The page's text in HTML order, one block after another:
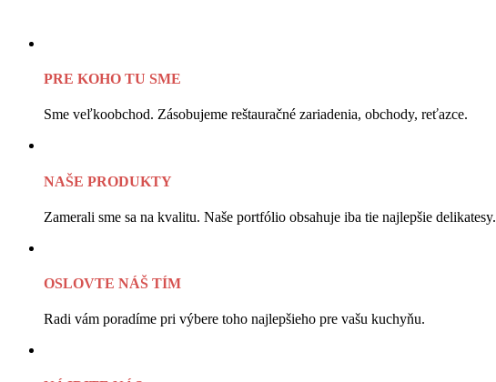
PRE KOHO TU SME
Sme veľkoobchod. Zásobujeme reštauračné zariadenia, obchody, reťazce.
NAŠE PRODUKTY
Zamerali sme sa na kvalitu. Naše portfólio obsahuje iba tie najlepšie delikatesy.
OSLOVTE NÁŠ TÍM
Radi vám poradíme pri výbere toho najlepšieho pre vašu kuchyňu.